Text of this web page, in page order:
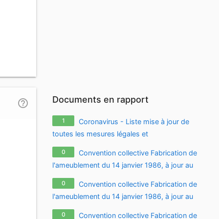
help_outline Documents en rapport
1
Coronavirus - Liste mise à jour de
toutes les mesures légales et
réglementaires relatives à l'épidémie de
coronavirus / covid-19 / sars-cov-2
0
Convention collective Fabrication de
l'ameublement du 14 janvier 1986, à jour au
18.10.2009
0
Convention collective Fabrication de
l'ameublement du 14 janvier 1986, à jour au
10.03.2011
0 Convention collective Fabrication de